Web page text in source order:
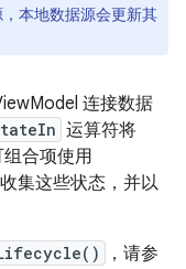
本地数据源会更新其
连接数据
运算符将
合项使用
收集这些状态，并以
，请参